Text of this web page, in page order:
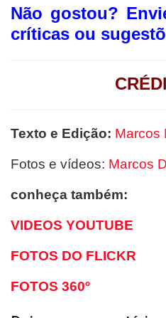
Não gostou?
críticas ou
Texto e Edição: Marcos
Fotos e vídeos: Marcos
conheça também:
VIDEOS YOUTUBE
FOTOS DO FLICKR
FOTOS 360º